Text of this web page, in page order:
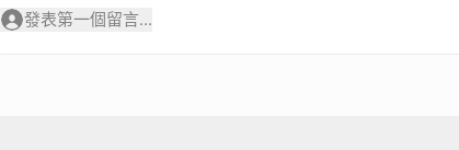
發表第一個留言...